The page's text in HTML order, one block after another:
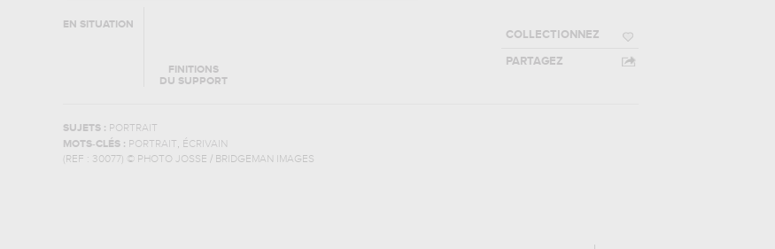
EN SITUATION
FINITIONS
DU SUPPORT
COLLECTIONNEZ
PARTAGEZ
SUJETS : PORTRAIT
MOTS-CLÉS : PORTRAIT, ÉCRIVAIN
(REF : 30077) © PHOTO JOSSE / BRIDGEMAN IMAGES